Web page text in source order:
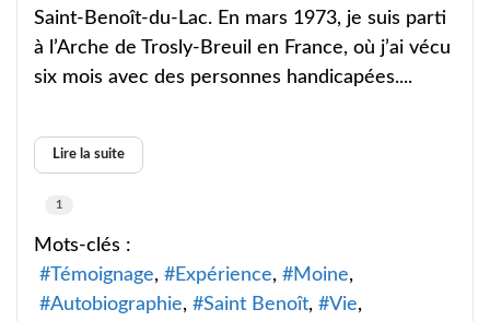
Saint-Benoît-du-Lac. En mars 1973, je suis parti
à l’Arche de Trosly-Breuil en France, où j’ai vécu
six mois avec des personnes handicapées....
Lire la suite
1
Mots-clés :
Témoignage
Expérience
Moine
Autobiographie
Saint Benoît
Vie